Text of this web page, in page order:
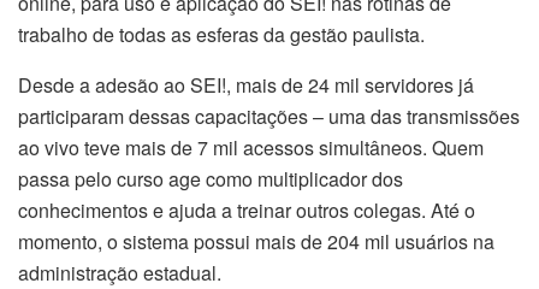
trabalho de todas as esferas da gestão paulista.
Desde a adesão ao SEI!, mais de 24 mil servidores já
participaram dessas capacitações – uma das transmissões
ao vivo teve mais de 7 mil acessos simultâneos. Quem
passa pelo curso age como multiplicador dos
conhecimentos e ajuda a treinar outros colegas. Até o
momento, o sistema possui mais de 204 mil usuários na
administração estadual.